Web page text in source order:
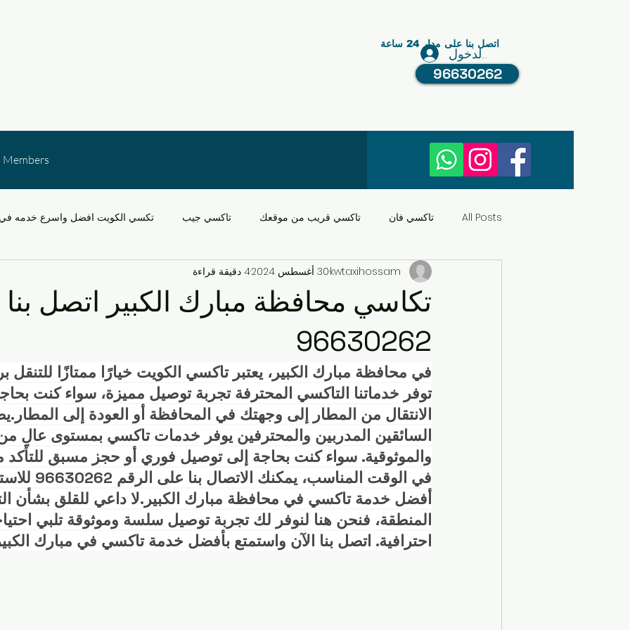
اتصل بنا على مدار 24 ساعة
96630262
تسجيل الدخول
Members
All Posts تاكسي فان تاكسي قريب من موقعك تاكسي جيب تكسي الكويت افضل واسرع خدمه في
النقل في الكويت عبد الله مبارك خدمات النقل في الكويت
الحياة اليومية في الكويت تاكسي في الكويت
السفر والسياحة مواصلات المطار تاكسي الأفنيوز تكسيات الكويت شركات التاكسي
خدمات التاكسي في الكويت النقل والمواصلات تاكسي صباح السالم توصيل سريع خدمات
تكاسي الكويت خدمات السفر والتنقل خدمات النقل
تكاسي محافظة مبارك الكبير اتصل بنا
96630262
kwtaxihossam30 أغسطس 2024 4 دقيقة قراءة
في محافظة مبارك الكبير، يعتبر تاكسي الكويت خيارًا ممتازًا للتنقل
توفر خدماتنا التاكسي المحترفة تجربة توصيل مميزة، سواء كنت
الانتقال من المطار إلى وجهتك في المحافظة أو العودة إلى
السائقين المدربين والمحترفين يوفر خدمات تاكسي بمستوى عالٍ
والموثوقية. سواء كنت بحاجة إلى توصيل فوري أو حجز مسبق
في الوقت المناسب،
أفضل خدمة تاكسي في محافظة مبارك الكبير.لا داعي للقلق بشأن
المنطقة، فنحن هنا لنوفر لك تجربة توصيل سلسة وموثوقة تلبي
احترافية. اتصل بنا الآن واستمتع بأفضل خدمة تاكسي في مبارك